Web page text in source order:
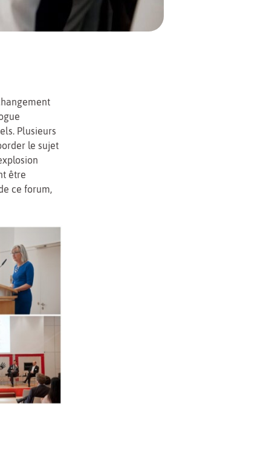
Plusieurs
le sujet
être
ce forum,